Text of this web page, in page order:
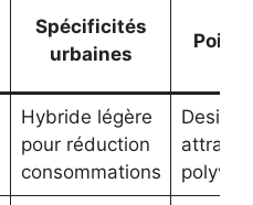
Spécificités
urbaines
Hybride légère
pour réduction
consommations
Design